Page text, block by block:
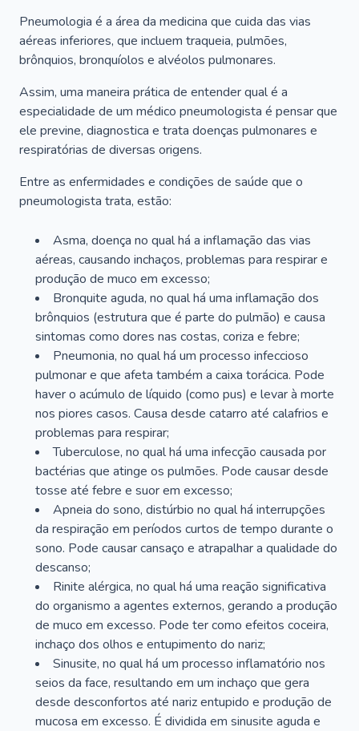
Pneumologia é a área da medicina que cuida das vias
aéreas inferiores, que incluem traqueia, pulmões,
brônquios, bronquíolos e alvéolos pulmonares.
Assim, uma maneira prática de entender qual é a
especialidade de um médico pneumologista é pensar que
ele previne, diagnostica e trata doenças pulmonares e
respiratórias de diversas origens.
Entre as enfermidades e condições de saúde que o
pneumologista trata, estão:
Asma, doença no qual há a inflamação das vias
aéreas, causando inchaços, problemas para respirar e
produção de muco em excesso;
Bronquite aguda, no qual há uma inflamação dos
brônquios (estrutura que é parte do pulmão) e causa
sintomas como dores nas costas, coriza e febre;
Pneumonia, no qual há um processo infeccioso
pulmonar e que afeta também a caixa torácica. Pode
haver o acúmulo de líquido (como pus) e levar à morte
nos piores casos. Causa desde catarro até calafrios e
problemas para respirar;
Tuberculose, no qual há uma infecção causada por
bactérias que atinge os pulmões. Pode causar desde
tosse até febre e suor em excesso;
Apneia do sono, distúrbio no qual há interrupções
da respiração em períodos curtos de tempo durante o
sono. Pode causar cansaço e atrapalhar a qualidade do
descanso;
Rinite alérgica, no qual há uma reação significativa
do organismo a agentes externos, gerando a produção
de muco em excesso. Pode ter como efeitos coceira,
inchaço dos olhos e entupimento do nariz;
Sinusite, no qual há um processo inflamatório nos
seios da face, resultando em um inchaço que gera
desde desconfortos até nariz entupido e produção de
mucosa em excesso. É dividida em sinusite aguda e